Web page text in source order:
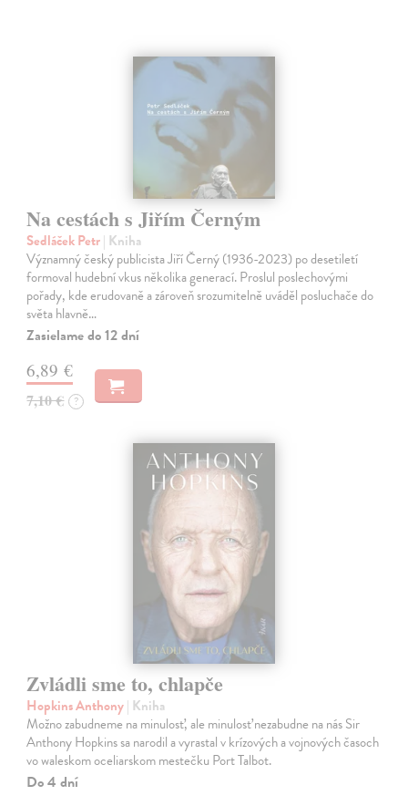
Na cestách s Jiřím Černým
Sedláček Petr| Kniha
Významný český publicista Jiří Černý (1936-2023) po desetiletí
formoval hudební vkus několika generací. Proslul poslechovými
pořady, kde erudovaně a zároveň srozumitelně uváděl posluchače do
světa hlavně…
Zasielame do 12 dní
6,89 €
7,10 € ?
Zvládli sme to, chlapče
Hopkins Anthony| Kniha
Možno zabudneme na minulosť, ale minulosť nezabudne na nás Sir
Anthony Hopkins sa narodil a vyrastal v krízových a vojnových časoch
vo waleskom oceliarskom mestečku Port Talbot.
Do 4 dní